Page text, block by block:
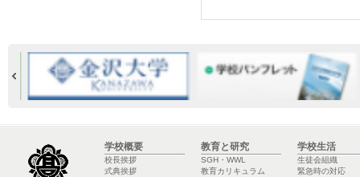
学校概要
校長挨拶
式典挨拶
教育と研究
SGH・WWL
教育カリキュラム
学校生活
生徒会組織
緊急時の対応